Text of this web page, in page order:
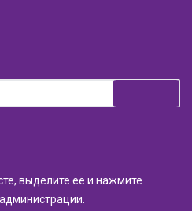
выделите её и нажмите